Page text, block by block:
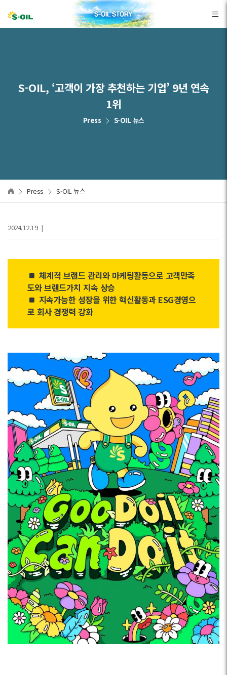
S-OIL, ‘고객이 가장 추천하는 기업’ 9년 연속
1위
Press S-OIL 뉴스
Press S-OIL 뉴스
2024.12.19 |
체계적 브랜드 관리와 마케팅활동으로 고객만족
도와 브랜드가치 지속 상승
지속가능한 성장을 위한 혁신활동과 ESG경영으
로 회사 경쟁력 강화